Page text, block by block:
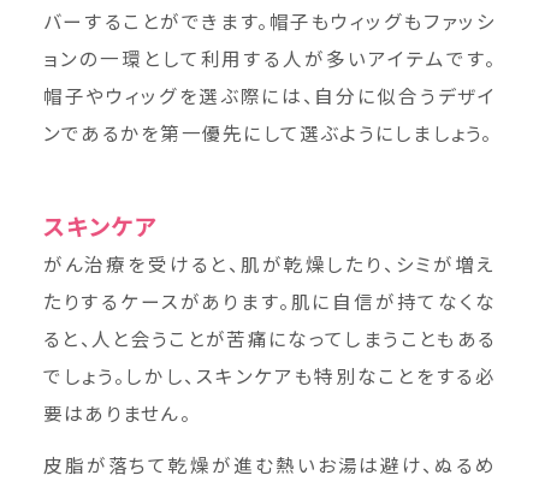
バーすることができます。帽子もウィッグもファッシ
ョンの一環として利用する人が多いアイテムです。
帽子やウィッグを選ぶ際には、自分に似合うデザイ
ンであるかを第一優先にして選ぶようにしましょう。
スキンケア
がん治療を受けると、肌が乾燥したり、シミが増え
たりするケースがあります。肌に自信が持てなくな
ると、人と会うことが苦痛になってしまうこともある
でしょう。しかし、スキンケアも特別なことをする必
要はありません。
皮脂が落ちて乾燥が進む熱いお湯は避け、ぬるめ